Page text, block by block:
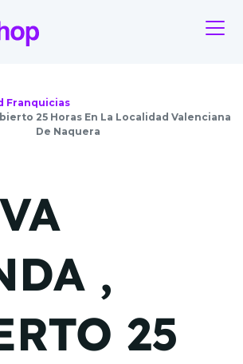
Franquicias
25 Horas En La Localidad Valenciana
De Naquera
,
25